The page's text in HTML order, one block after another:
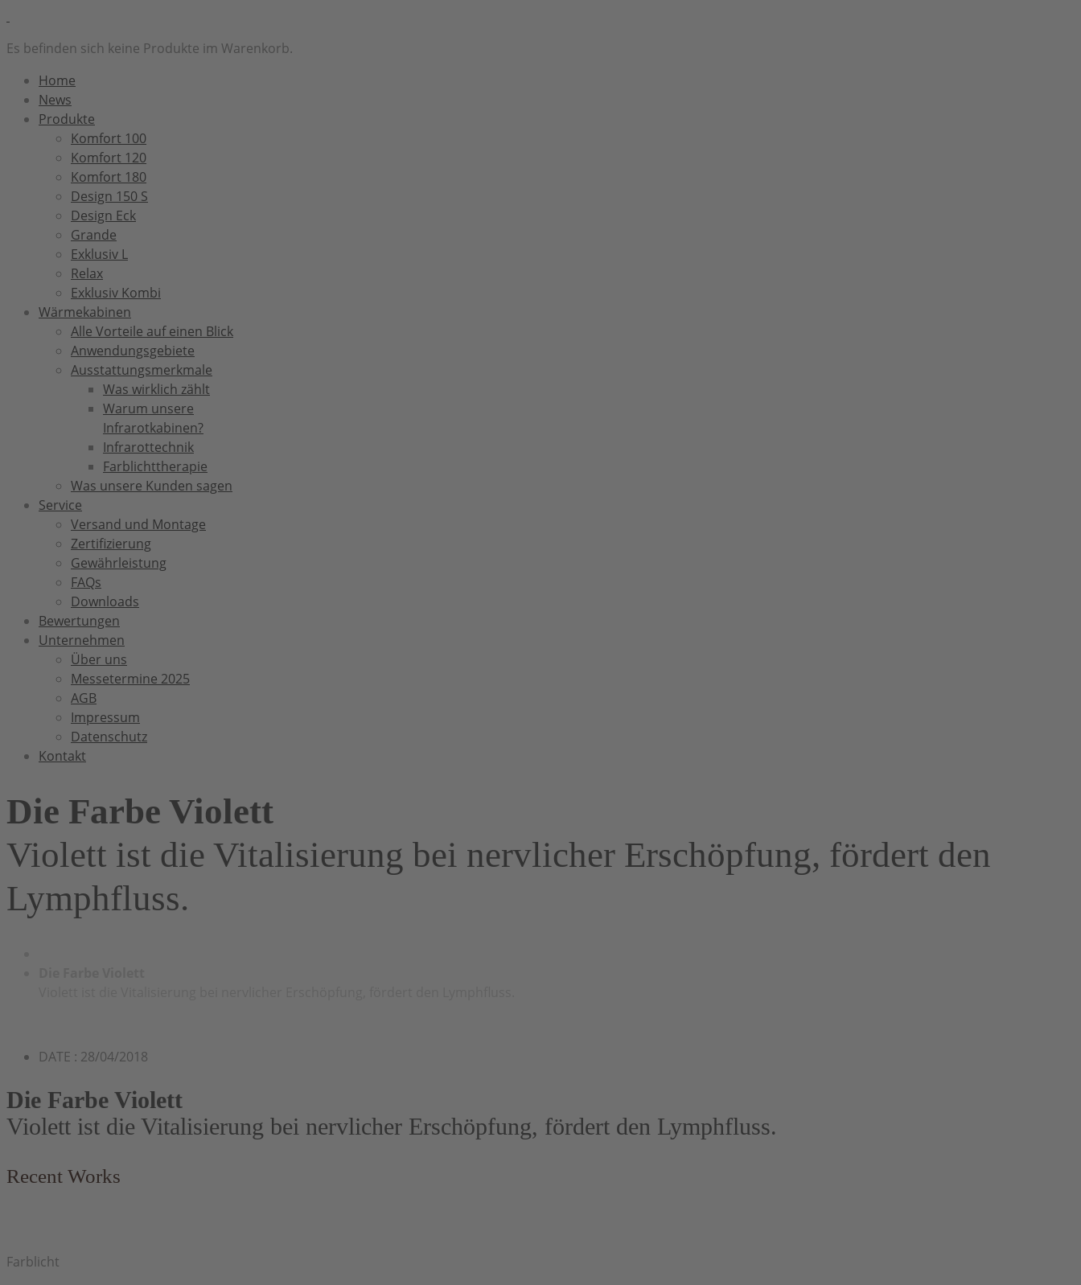
Es befinden sich keine Produkte im Warenkorb.
Home
News
Produkte
Komfort 100
Komfort 120
Komfort 180
Design 150 S
Design Eck
Grande
Exklusiv L
Relax
Exklusiv Kombi
Wärmekabinen
Alle Vorteile auf einen Blick
Anwendungsgebiete
Ausstattungsmerkmale
Was wirklich zählt
Warum unsere
Infrarotkabinen?
Infrarottechnik
Farblichttherapie
Was unsere Kunden sagen
Service
Versand und Montage
Zertifizierung
Gewährleistung
FAQs
Downloads
Bewertungen
Unternehmen
Über uns
Messetermine 2025
AGB
Impressum
Datenschutz
Kontakt
Die Farbe Violett
Violett ist die Vitalisierung bei nervlicher Erschöpfung, fördert den
Lymphfluss.
DATE : 28/04/2018
Die Farbe Violett
Violett ist die Vitalisierung bei nervlicher Erschöpfung, fördert den Lymphfluss.
Recent Works
Farblicht